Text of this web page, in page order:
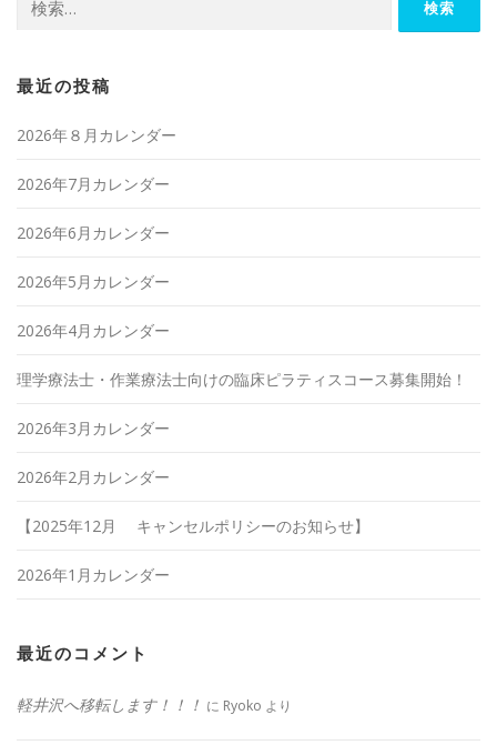
索:
最近の投稿
2026年８月カレンダー
2026年7月カレンダー
2026年6月カレンダー
2026年5月カレンダー
2026年4月カレンダー
理学療法士・作業療法士向けの臨床ピラティスコース募集開始！
2026年3月カレンダー
2026年2月カレンダー
【2025年12月 キャンセルポリシーのお知らせ】
2026年1月カレンダー
最近のコメント
軽井沢へ移転します！！！ に Ryoko より